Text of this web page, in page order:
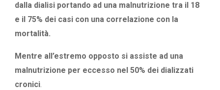
dalla dialisi portando ad una malnutrizione tra il 18
e il 75% dei casi con una correlazione con la
mortalità.
Mentre all’estremo opposto si assiste ad una
malnutrizione per eccesso nel 50% dei dializzati
cronici.